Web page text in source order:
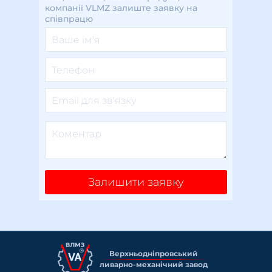
компанії VLMZ залиште заявку на
співпрацю
Залишити заявку
Верхньоднiпровський
ливарно-механiчний завод